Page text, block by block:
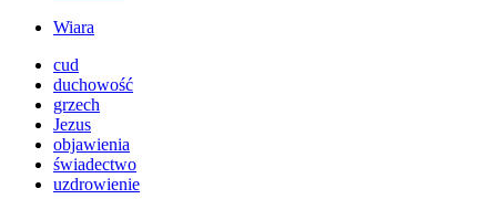
Wiara
cud
duchowość
grzech
Jezus
objawienia
świadectwo
uzdrowienie